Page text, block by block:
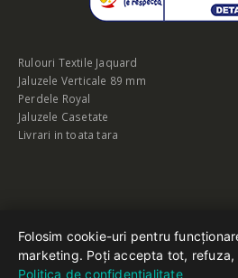
Rulouri Textile Jaquard
Jaluzele Verticale 89 mm
Perdele Royal
Jaluzele Casetate
Livrari in toata tara
© Vreau-Rolete.ro copyright 2022. Toate
Folosim cookie-uri pentru
marketing. Poți accepta tot, refuza,
Politica de confidențialitate